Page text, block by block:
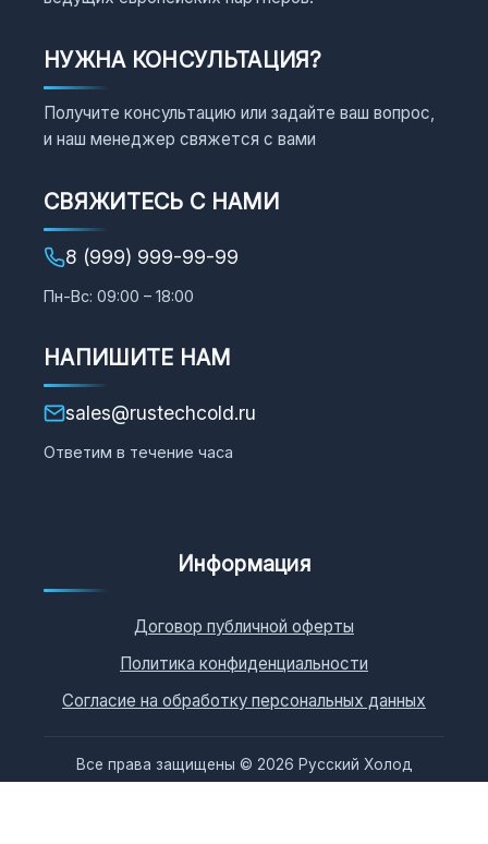
НУЖНА КОНСУЛЬТАЦИЯ?
Получите консультацию или задайте ваш вопрос,
и наш менеджер свяжется с вами
СВЯЖИТЕСЬ С НАМИ
8 (999) 999-99-99
Пн-Вс: 09:00 – 18:00
НАПИШИТЕ НАМ
sales@rustechcold.ru
Ответим в течение часа
Информация
Договор публичной оферты
Политика конфиденциальности
Согласие на обработку персональных данных
Все права защищены © 2026 Русский Холод